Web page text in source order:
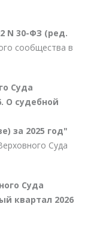
N 30-ФЗ (ред.
сообщества в
Суда
О судебной
за 2025 год"
Суда
Суда
квартал 2026